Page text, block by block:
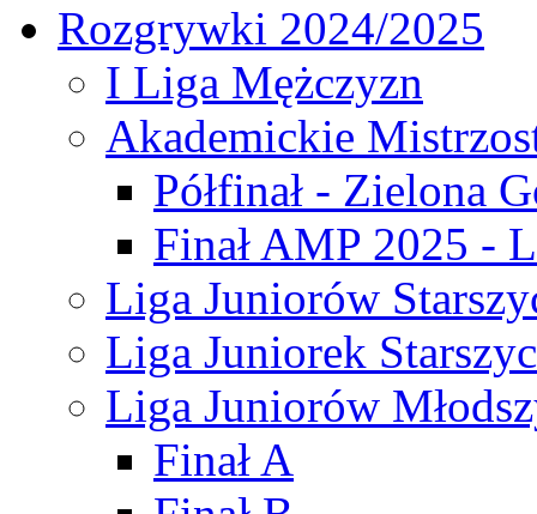
Rozgrywki 2024/2025
I Liga Mężczyzn
Akademickie
Półfinał - Zielona
Finał AMP 2025 -
Liga Juniorów
Liga Juniorek
Liga Juniorów
Finał A